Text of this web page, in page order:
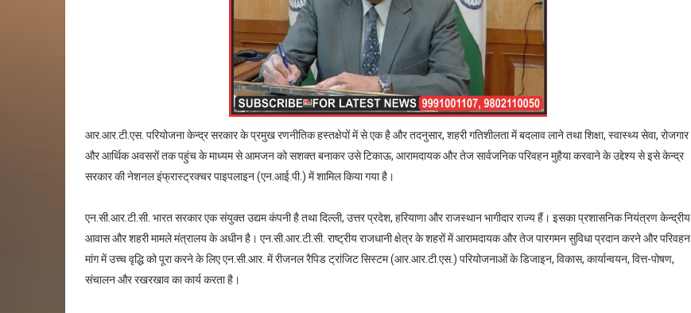
आर.आर.टी.एस. परियोजना केन्द्र सरकार के प्रमुख रणनीतिक हस्तक्षेपों में से एक है और तदनुसार, शहरी गतिशीलता में बदलाव लाने तथा शिक्षा, स्वास्थ्य सेवा, रोजगार
और आर्थिक अवसरों तक पहुंच के माध्यम से आमजन को सशक्त बनाकर उसे टिकाऊ, आरामदायक और तेज सार्वजनिक परिवहन मुहैया करवाने के उद्देश्य से इसे केन्द्र
सरकार की नेशनल इंफ्रास्ट्रक्चर पाइपलाइन (एन.आई.पी.) में शामिल किया गया है।
एन.सी.आर.टी.सी. भारत सरकार एक संयुक्त उद्यम कंपनी है तथा दिल्ली, उत्तर प्रदेश, हरियाणा और राजस्थान भागीदार राज्य हैं। इसका प्रशासनिक नियंत्रण केन्द्रीय
आवास और शहरी मामले मंत्रालय के अधीन है। एन.सी.आर.टी.सी. राष्ट्रीय राजधानी क्षेत्र के शहरों में आरामदायक और तेज पारगमन सुविधा प्रदान करने और परिवहन
मांग में उच्च वृद्धि को पूरा करने के लिए एन.सी.आर. में रीजनल रैपिड ट्रांजिट सिस्टम (आर.आर.टी.एस.) परियोजनाओं के डिजाइन, विकास, कार्यान्वयन, वित्त-पोषण,
संचालन और रखरखाव का कार्य करता है।